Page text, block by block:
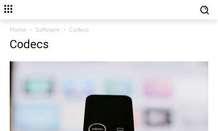
Home Software Codecs
Codecs